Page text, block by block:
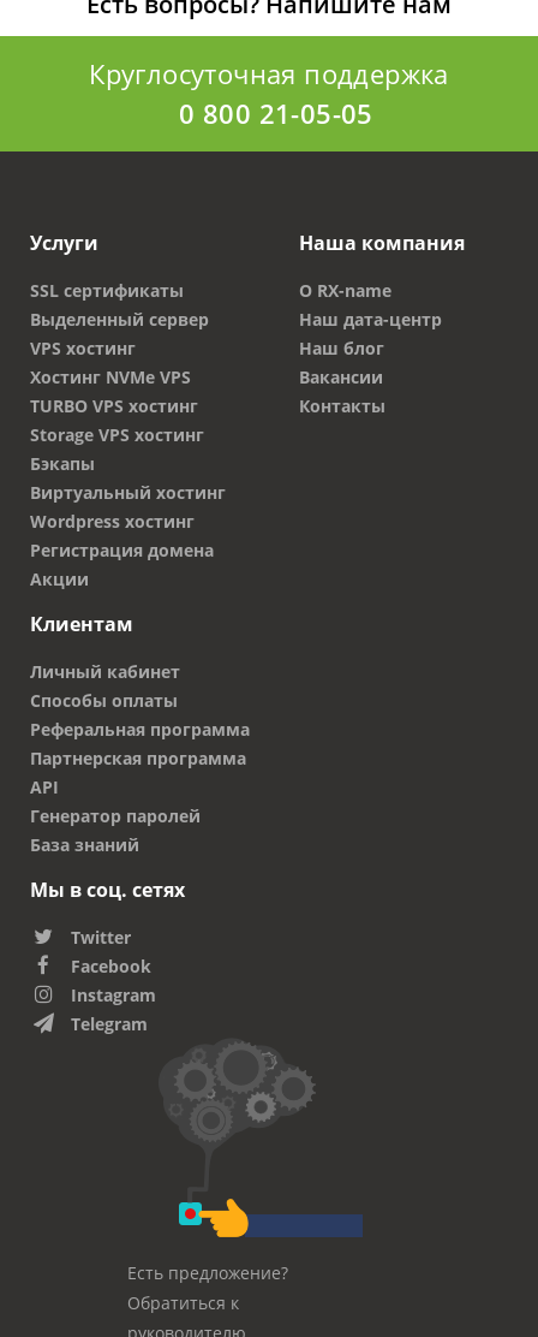
Круглосуточная поддержка
0 800 21-05-05
Услуги
SSL сертификаты
Выделенный сервер
VPS хостинг
Хостинг NVMe VPS
TURBO VPS хостинг
Storage VPS хостинг
Бэкапы
Виртуальный хостинг
Wordpress хостинг
Регистрация домена
Акции
Наша компания
О RX-name
Наш дата-центр
Наш блог
Вакансии
Контакты
Клиентам
Личный кабинет
Способы оплаты
Реферальная программа
Партнерская программа
API
Генератор паролей
База знаний
Мы в соц. сетях
Twitter
Facebook
Instagram
Telegram
Есть предложение?
Обратиться к